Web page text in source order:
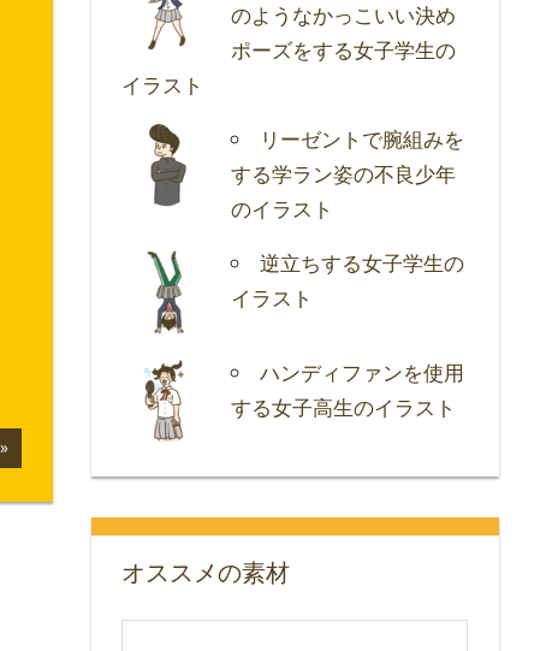
のようなかっこいい決め
ポーズをする女子学生の
イラスト
リーゼントで腕組みを
する学ラン姿の不良少年
のイラスト
逆立ちする女子学生の
イラスト
ハンディファンを使用
する女子高生のイラスト
オススメの素材